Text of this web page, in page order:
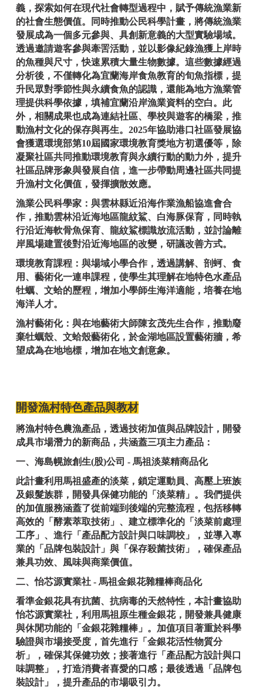
義，探索如何在現代社會轉型過程中，賦予傳統漁業新
的社會生態價值。同時推動公民科學計畫，將傳統漁業
發展成為一個多元參與、具創新意義的大型實驗場域。
透過邀請遊客參與牽罟活動，並以影像紀錄漁獲上岸時
的魚種與尺寸，快速累積大量生物數據。這些數據經過
分析後，不僅轉化為宜蘭海岸食魚教育的旬魚指標，提
升民眾對季節性與永續食魚的認識，還能為地方漁業管
理提供科學依據，填補宜蘭沿岸漁業資料的空白。此
外，相關成果也成為連結社區、學校與遊客的橋梁，推
動漁村文化的保存與再生。 2025年協助港口社區發展協
會獲選環境部第10屆國家環境教育獎地方初選優等，除
凝聚社區共同推動環境教育與永續行動的動力外，提升
社區品牌形象與發展自信，進一步帶動周邊社區共同提
升漁村文化價值，發揮擴散效應。
漁業公民科學家：與雲林縣近沿海作業漁船協進會合
作，推動雲林沿近海地區龍紋鯊、白海豚保育，同時執
行沿近海軟骨魚保育、龍紋鯊標識放流活動，並討論離
岸風場建置後對沿近海地區的改變，研議改善方式。
環境教育課程：與場域小學合作，透過講解、剖蚵、食
用、藝術化一連串課程，使學生其理解在地特色水產品
牡蠣、文蛤的歷程，增加小學師生海洋適能，培養在地
海洋人才。
漁村藝術化：與在地藝術大師陳玄茂先生合作，推動廢
棄牡蠣殼、文蛤殼藝術化，於金湖地區設置藝術牆，希
望成為在地地標，增加在地文創意象。
開發漁村特色產品與教材
將漁村特色農漁產品，透過技術加值與品牌設計，開發
成具市場潛力的新商品，共涵蓋三項主力產品：
一、海島幌旅創生(股)公司 - 馬祖淡菜精商品化
此計畫利用馬祖盛產的淡菜，鎖定運動員、高壓上班族
及銀髮族群，開發具保健功能的「淡菜精」。我們提供
的加值服務涵蓋了從前端到後端的完整流程，包括移轉
高效的「酵素萃取技術」、建立標準化的「淡菜前處理
工序」、進行「產品配方設計與口味調校」，並導入專
業的「品牌包裝設計」與「保存殺菌技術」，確保產品
兼具功效、風味與商業價值。
二、怡芯源實業社 - 馬祖金銀花雜糧棒商品化
看準金銀花具有抗菌、抗病毒的天然特性，本計畫協助
怡芯源實業社，利用馬祖原生種金銀花，開發兼具健康
與休閒功能的「金銀花雜糧棒」。加值項目著重於科學
驗證與市場接受度，首先進行「金銀花活性物質分
析」，確保其保健功效；接著進行「產品配方設計與口
味調整」，打造消費者喜愛的口感；最後透過「品牌包
裝設計」，提升產品的市場吸引力。